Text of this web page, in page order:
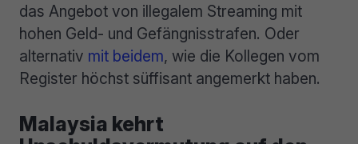
das Angebot von illegalem Streaming mit
hohen Geld- und Gefängnisstrafen. Oder
alternativ mit beidem, wie die Kollegen vom
Register höchst süffisant angemerkt haben.
Malaysia kehrt